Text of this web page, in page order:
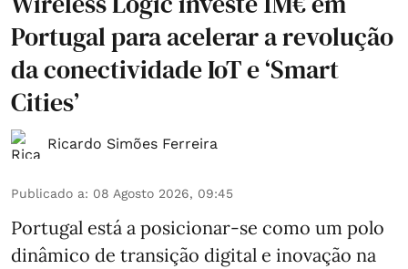
Portugal para acelerar a revolução
da conectividade IoT e ‘Smart
Cities’
Ricardo Simões Ferreira
Publicado a: 08 Agosto 2026, 09:45
Portugal está a posicionar-se como um polo
dinâmico de transição digital e inovação na